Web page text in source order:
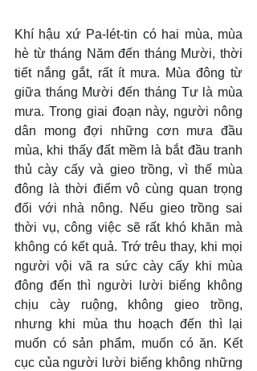
Khí hậu xứ Pa-lét-tin có hai mùa, mùa
hè từ tháng Năm đến tháng Mười, thời
tiết nắng gắt, rất ít mưa. Mùa đông từ
giữa tháng Mười đến tháng Tư là mùa
mưa. Trong giai đoạn này, người nông
dân mong đợi những cơn mưa đầu
mùa, khi thấy đất mềm là bắt đầu tranh
thủ cày cấy và gieo trồng, vì thế mùa
đông là thời điểm vô cùng quan trọng
đối với nhà nông. Nếu gieo trồng sai
thời vụ, công việc sẽ rất khó khăn mà
không có kết quả. Trớ trêu thay, khi mọi
người vội vã ra sức cày cấy khi mùa
đông đến thì người lười biếng không
chịu cày ruộng, không gieo trồng,
nhưng khi mùa thu hoạch đến thì lại
muốn có sản phẩm, muốn có ăn. Kết
cục của người lười biếng không những